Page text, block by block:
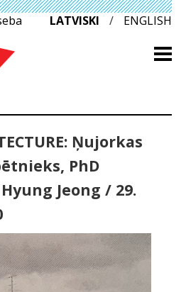
LATVISKI / ENGLISH
Ņujorkas
PhD
Jeong / 29.